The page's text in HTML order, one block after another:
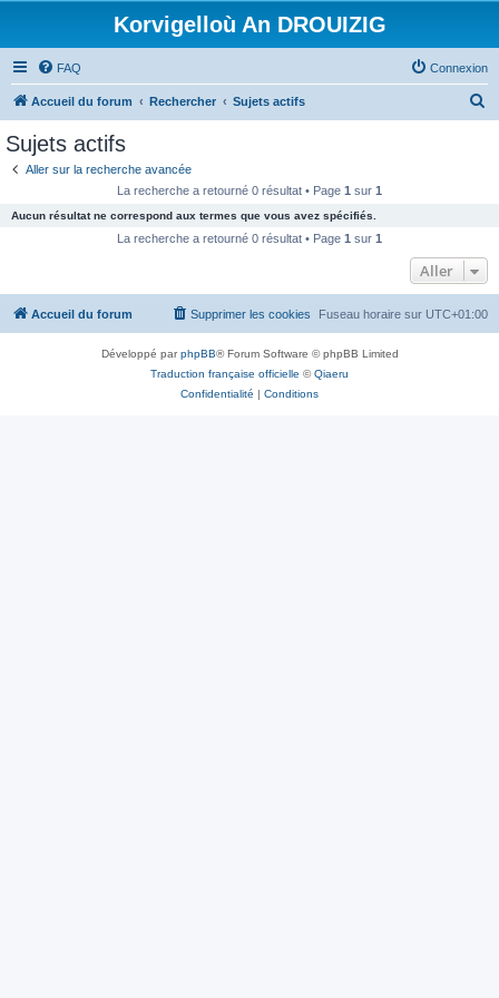
Korvigelloù An DROUIZIG
FAQ Connexion
Accueil du forum Rechercher Sujets actifs
c
e
Sujets actifs
Aller sur la recherche avancée
La recherche a retourné 0 résultat • Page 1 sur 1
Aucun résultat ne correspond aux termes que vous avez spécifiés.
La recherche a retourné 0 résultat • Page 1 sur 1
Aller
Accueil du forum Fuseau horaire sur UTC+01:00
Supprimer les cookies
Développé parphpBB® Forum Software © phpBB Limited
Traduction française officielle ©Qiaeru
Confidentialité | Conditions